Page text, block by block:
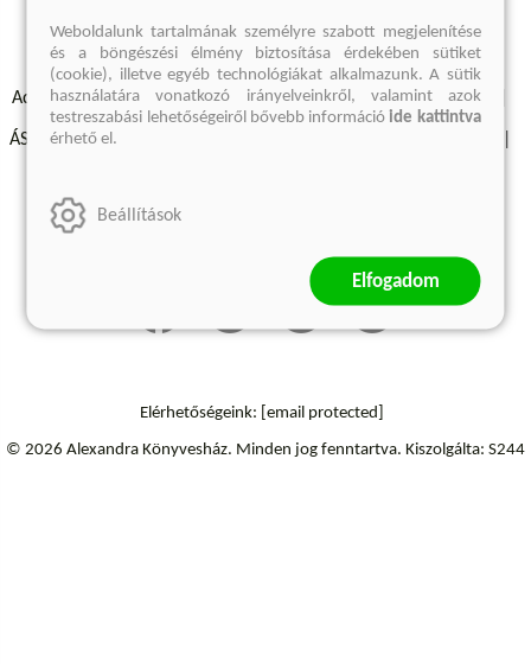
Adatvédelmi szabályzatok Elállási felmondási nyilatkozat
ÁSZF - Vásárlási feltételek
Elérhetőségeink: [email protected]
© 2026 Alexandra Könyvesház. Minden jog fenntartva. Kiszolgálta: S244
Weboldalunk tartalmának személyre szabott megjelenítése
és a böngészési élmény biztosítása érdekében sütiket
(cookie), illetve egyéb technológiákat alkalmazunk. A sütik
használatára vonatkozó irányelveinkről, valamint azok
testreszabási lehetőségeiről bővebb információide kattintva
érhető el.
Beállítások
Elfogadom